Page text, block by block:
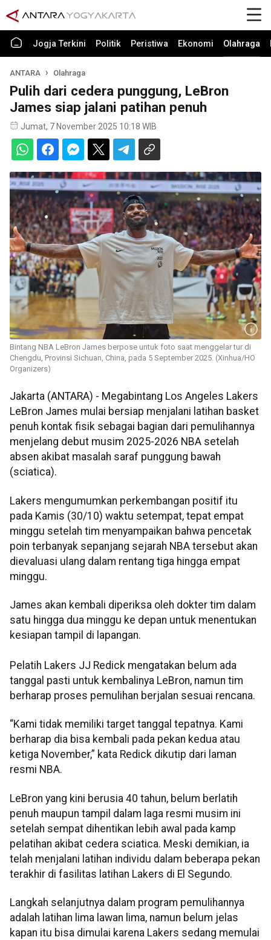
Jogja Terkini Politik Peristiwa Ekonomi Olahraga
ANTARA Olahraga
Pulih dari cedera punggung, LeBron
James siap jalani patihan penuh
Jumat, 7 November 2025 10:18 WIB
Bintang NBA LeBron James berpose untuk foto saat menggelar tur di
Chengdu, Provinsi Sichuan, China, pada 5 September 2025. (Xinhua/HO
Organizers)
Jakarta (ANTARA) - Megabintang Los Angeles Lakers
LeBron James mulai bersiap menjalani latihan basket
penuh kontak fisik sebagai bagian dari pemulihannya
menjelang debut musim 2025-2026 NBA setelah
absen akibat masalah saraf punggung bawah
(sciatica).
Lakers mengumumkan perkembangan positif itu
pada Kamis (30/10) waktu setempat, tepat empat
minggu setelah tim menyampaikan bahwa pencetak
poin terbanyak sepanjang sejarah NBA tersebut akan
dievaluasi ulang dalam rentang tiga hingga empat
minggu.
James akan kembali diperiksa oleh dokter tim dalam
satu hingga dua minggu ke depan untuk menentukan
kesiapan tampil di lapangan.
Pelatih Lakers JJ Redick mengatakan belum ada
tanggal pasti untuk kembalinya LeBron, namun tim
berharap proses pemulihan berjalan sesuai rencana.
“Kami tidak memiliki target tanggal tepatnya. Kami
berharap dia bisa kembali pada pekan kedua atau
ketiga November,” kata Redick dikutip dari laman
resmi NBA.
LeBron yang kini berusia 40 tahun, belum berlatih
penuh maupun tampil dalam laga resmi musim ini
setelah sempat dihentikan lebih awal pada kamp
pelatihan akibat cedera sciatica. Meski demikian, ia
telah menjalani latihan individu dalam beberapa pekan
terakhir di fasilitas latihan Lakers di El Segundo.
Langkah selanjutnya dalam program pemulihannya
adalah latihan lima lawan lima, namun belum jelas
kapan itu bisa dimulai karena Lakers sedang memulai